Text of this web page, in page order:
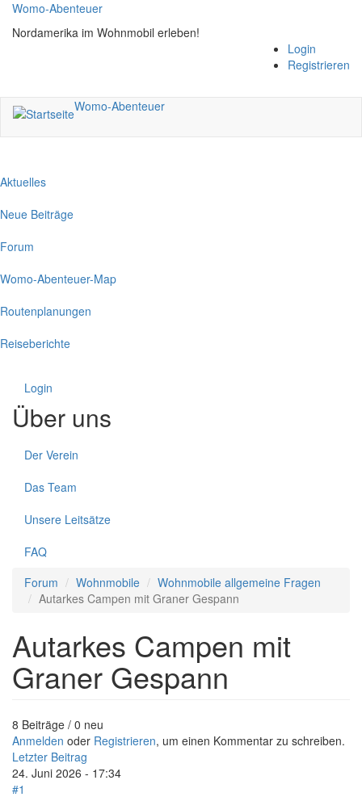
Direkt
zum
Inhalt
Womo-Abenteuer
Nordamerika im Wohnmobil erleben!
Login
Registrieren
Womo-Abenteuer
Aktuelles
Neue Beiträge
Forum
Womo-Abenteuer-Map
Routenplanungen
Reiseberichte
Login
Über uns
Der Verein
Das Team
Unsere Leitsätze
FAQ
Forum
Wohnmobile
Wohnmobile allgemeine Fragen
Autarkes Campen mit Graner Gespann
Autarkes Campen mit
Graner Gespann
8 Beiträge / 0 neu
Anmelden oder Registrieren, um einen Kommentar zu schreiben.
Letzter Beitrag
24. Juni 2026 - 17:34
#1